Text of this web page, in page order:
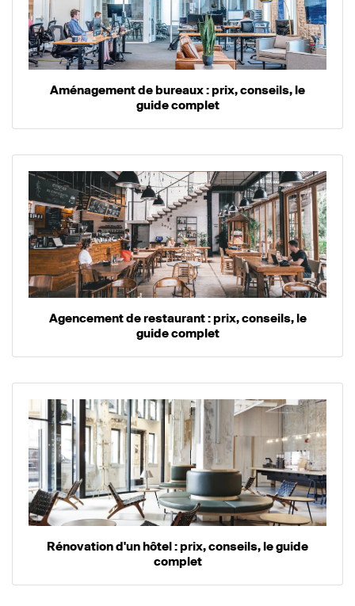
Aménagement de bureaux : prix, conseils, le
guide complet
Agencement de restaurant : prix, conseils, le
guide complet
Rénovation d'un hôtel : prix, conseils, le guide
complet